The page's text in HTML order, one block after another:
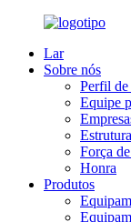
Lar
Sobre nós
Perfil de
Equipe
Força
Honra
Produtos